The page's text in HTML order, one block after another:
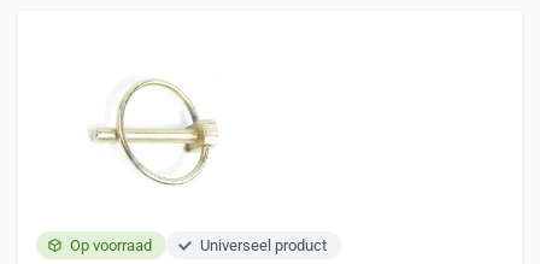
Op voorraad Universeel product